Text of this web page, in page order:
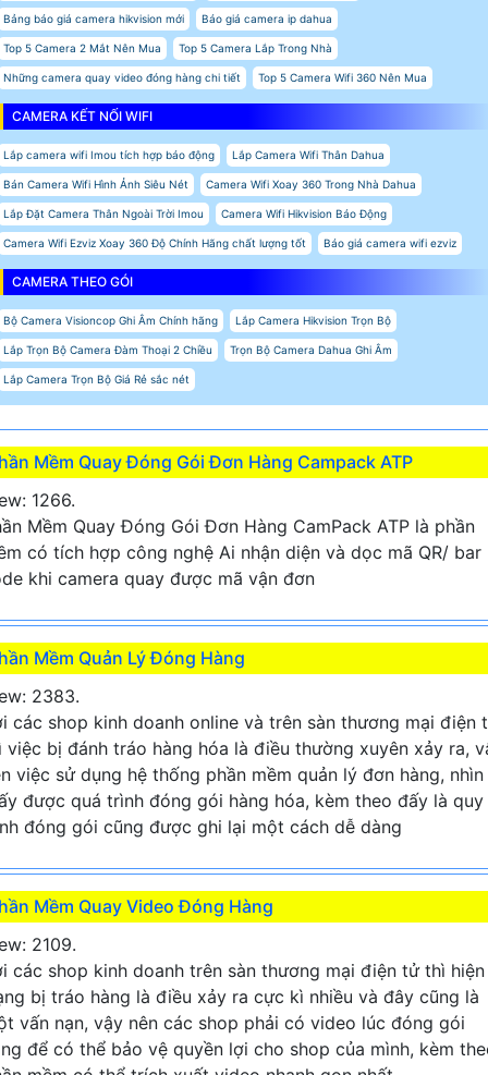
Bảng báo giá camera hikvision mới Báo giá camera ip dahua
Top 5 Camera 2 Mắt Nên Mua Top 5 Camera Lắp Trong Nhà
Những camera quay video đóng hàng chi tiết Top 5 Camera Wifi 360 Nên Mua
CAMERA KẾT NỐI WIFI
Lắp camera wifi Imou tích hợp báo động Lắp Camera Wifi Thân Dahua
Bán Camera Wifi Hình Ảnh Siêu Nét Camera Wifi Xoay 360 Trong Nhà Dahua
Lắp Đặt Camera Thân Ngoài Trời Imou Camera Wifi Hikvision Báo Động
Camera Wifi Ezviz Xoay 360 Độ Chính Hãng chất lượng tốt Báo giá camera wifi ezviz
CAMERA THEO GÓI
Bộ Camera Visioncop Ghi Âm Chính hãng Lắp Camera Hikvision Trọn Bộ
Lắp Trọn Bộ Camera Đàm Thoại 2 Chiều Trọn Bộ Camera Dahua Ghi Âm
Lắp Camera Trọn Bộ Giá Rẻ sắc nét
Mềm Quay Đóng Gói Đơn Hàng Campack ATP
1266.
Mềm Quay Đóng Gói Đơn Hàng CamPack ATP là phần
có tích hợp công nghệ Ai nhận diện và dọc mã QR/ bar
khi camera quay được mã vận đơn
Mềm Quản Lý Đóng Hàng
2383.
các shop kinh doanh online và trên sàn thương mại điện
việc bị đánh tráo hàng hóa là điều thường xuyên xảy ra,
việc sử dụng hệ thống phần mềm quản lý đơn hàng, nhìn
được quá trình đóng gói hàng hóa, kèm theo đấy là quy
đóng gói cũng được ghi lại một cách dễ dàng
Mềm Quay Video Đóng Hàng
2109.
các shop kinh doanh trên sàn thương mại điện tử thì hiện
bị tráo hàng là điều xảy ra cực kì nhiều và đây cũng là
vấn nạn, vậy nên các shop phải có video lúc đóng gói
để có thể bảo vệ quyền lợi cho shop của mình, kèm